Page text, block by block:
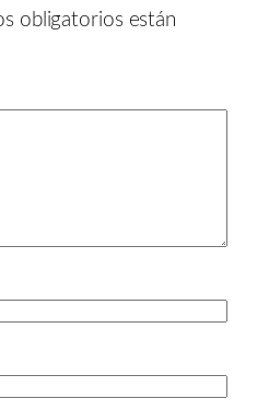
obligatorios están